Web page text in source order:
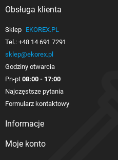
Obsługa klienta
Sklep EKOREX.PL
Tel.: +48 14 691 7291
sklep@ekorex.pl
Godziny otwarcia
Pn-pt 08:00 - 17:00
Najczęstsze pytania
Formularz kontaktowy
Informacje
Moje konto